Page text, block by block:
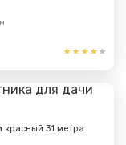
красный 31 метра